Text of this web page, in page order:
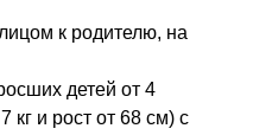
к родителю, на
детей от 4
кг и рост от 68 см) с